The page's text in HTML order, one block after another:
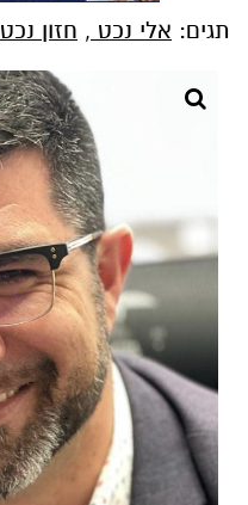
תגים: אלי נכט , חזון נכט